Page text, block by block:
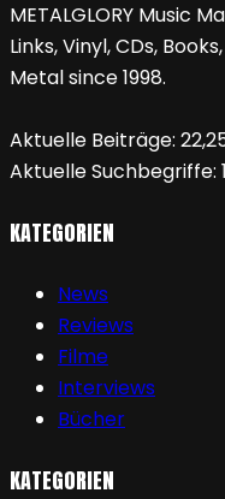
METALGLORY Music
Links, Vinyl, CDs,
Metal since 1998.
Aktuelle Beiträge:
Aktuelle Suchbegriffe:
KATEGORIEN
News
Reviews
Filme
Interviews
Bücher
KATEGORIEN